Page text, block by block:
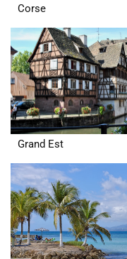
Corse
Grand Est